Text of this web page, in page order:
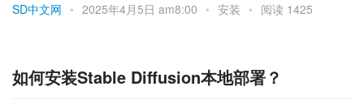
SD中文网 • 2025年4月5日 am8:00 • 安装 • 阅读 1425
如何安装Stable Diffusion本地部署？